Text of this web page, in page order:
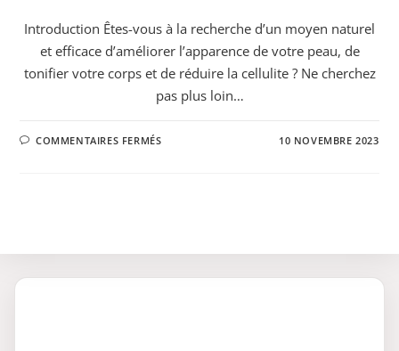
Introduction Êtes-vous à la recherche d’un moyen naturel
et efficace d’améliorer l’apparence de votre peau, de
tonifier votre corps et de réduire la cellulite ? Ne cherchez
pas plus loin…
COMMENTAIRES FERMÉS 10 NOVEMBRE 2023